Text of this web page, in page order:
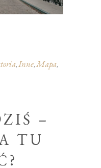
, Inne,Mapa,
–
TU